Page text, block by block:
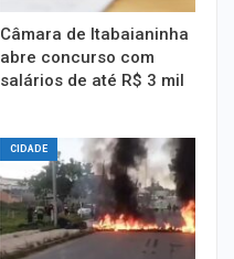
Câmara de Itabaianinha
abre concurso com
salários de até R$ 3 mil
CIDADE